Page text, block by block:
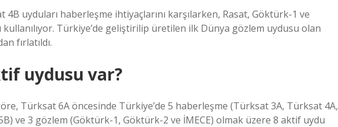
uyduları haberleşme ihtiyaçlarını karşılarken, Rasat, Göktürk-1 ve
kullanılıyor. Türkiye’de geliştirilip üretilen ilk Dünya gözlem uydusu olan
fırlatıldı.
uydusu var?
Türksat 6A öncesinde Türkiye’de 5 haberleşme (Türksat 3A, Türksat 4A,
ve 3 gözlem (Göktürk-1, Göktürk-2 ve İMECE) olmak üzere 8 aktif uydu